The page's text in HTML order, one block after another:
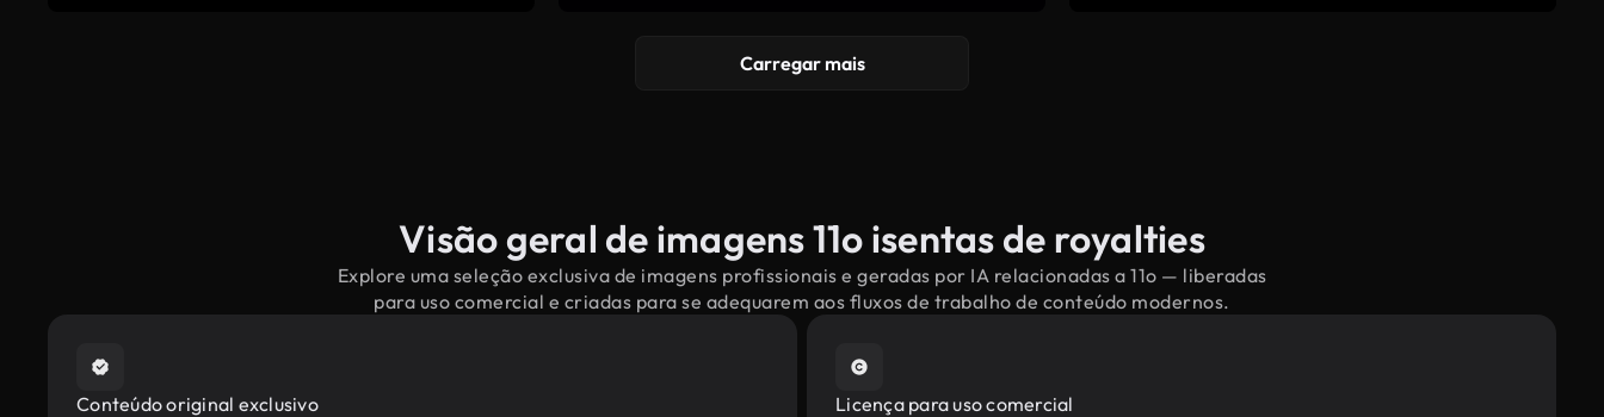
Carregar mais
Visão geral de imagens 11o isentas de royalties
Explore uma seleção exclusiva de imagens profissionais e geradas por IA relacionadas a 11o — liberadas
para uso comercial e criadas para se adequarem aos fluxos de trabalho de conteúdo modernos.
Conteúdo original exclusivo Licença para uso comercial